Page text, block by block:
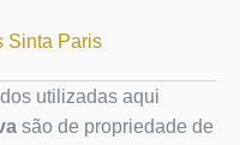
Sinta Paris
utilizadas aqui
são de propriedade de